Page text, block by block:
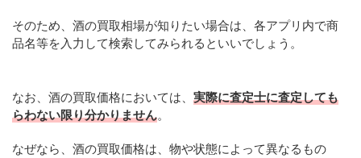
そのため、酒の買取相場が知りたい場合は、各アプリ内で商
品名等を入力して検索してみられるといいでしょう。
なお、酒の買取価格においては、 実際に査定士に査定しても
らわない限り分かりません。
なぜなら、酒の買取価格は、物や状態によって異なるもの